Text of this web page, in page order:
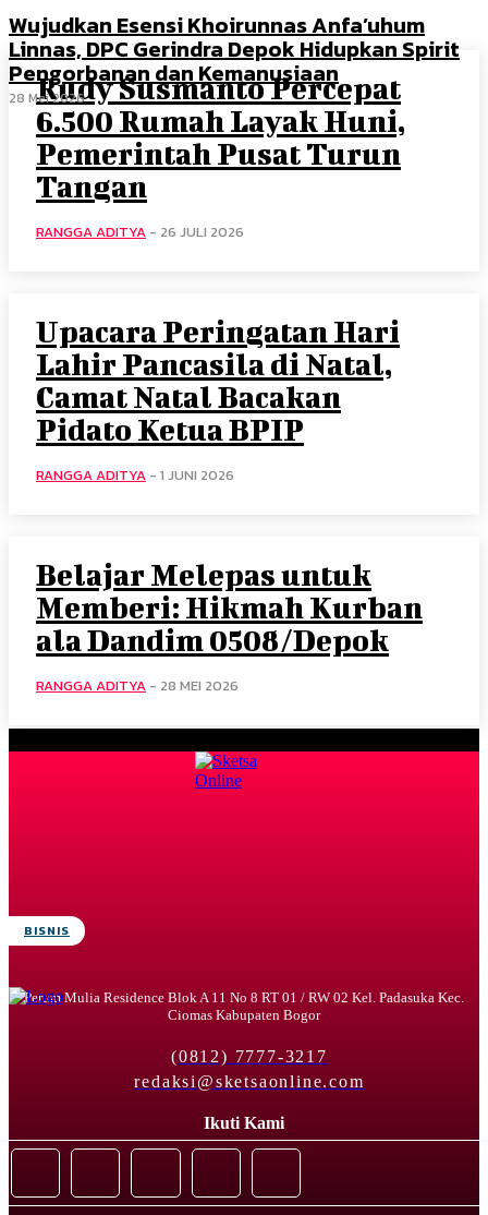
BISNIS
Wujudkan Esensi Khoirunnas Anfa’uhum
Linnas, DPC Gerindra Depok Hidupkan Spirit
Pengorbanan dan Kemanusiaan
28 Mei 2026
Rudy Susmanto Percepat
6.500 Rumah Layak Huni,
Pemerintah Pusat Turun
Tangan
RANGGA ADITYA - 26 JULI 2026
Upacara Peringatan Hari
Lahir Pancasila di Natal,
Camat Natal Bacakan
Pidato Ketua BPIP
RANGGA ADITYA - 1 JUNI 2026
Belajar Melepas untuk
Memberi: Hikmah Kurban
ala Dandim 0508/Depok
RANGGA ADITYA - 28 MEI 2026
Perum Mulia Residence Blok A 11 No 8 RT 01 / RW 02 Kel. Padasuka Kec.
Ciomas Kabupaten Bogor
(0812) 7777-3217
redaksi@sketsaonline.com
Ikuti Kami